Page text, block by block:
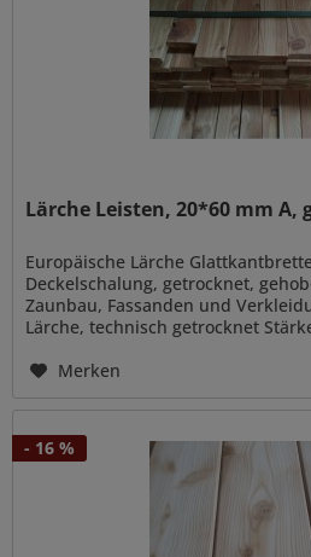
Lärche Leisten, 20*60 mm A,
Europäische Lärche
Deckelschalung, getrocknet,
Zaunbau, Fassanden und
Lärche, technisch getrocknet
Merken
- 16 %